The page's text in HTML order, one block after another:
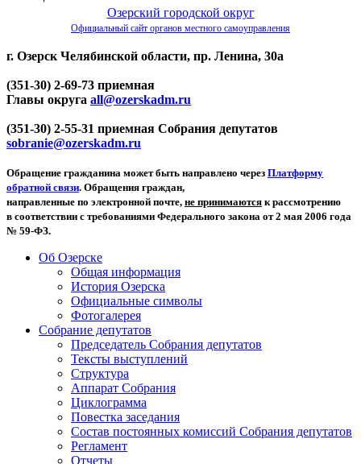
Озерский городской округ
Официальный сайт органов местного самоуправления
г. Озерск Челябинской области, пр. Ленина, 30а
(351-30) 2-69-73 приемная
Главы округа all@ozerskadm.ru
(351-30) 2-55-31 приемная Собрания депутатов
sobranie@ozerskadm.ru
Обращение гражданина может быть направлено через Платформу
обратной связи. Обращения граждан,
направленные по электронной почте, не принимаются к рассмотрению
в соответствии с требованиями Федерального закона от 2 мая 2006 года
№ 59-ФЗ.
Об Озерске
Общая информация
История Озерска
Официальные символы
Фотогалерея
Собрание депутатов
Председатель Собрания депутатов
Тексты выступлений
Структура
Аппарат Собрания
Циклограмма
Повестка заседания
Состав постоянных комиссий Собрания депутатов
Регламент
Отчеты